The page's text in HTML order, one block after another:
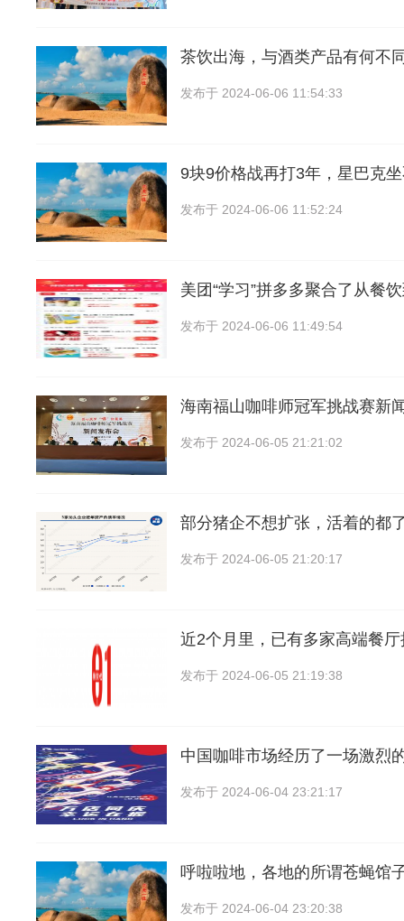
茶饮出海，与酒类产品有何不
发布于 2024-06-06 11:54:33
9块9价格战再打3年，星巴克
发布于 2024-06-06 11:52:24
美团“学习”拼多多聚合了从餐
发布于 2024-06-06 11:49:54
海南福山咖啡师冠军挑战赛新
发布于 2024-06-05 21:21:02
部分猪企不想扩张，活着的都
发布于 2024-06-05 21:20:17
近2个月里，已有多家高端餐
发布于 2024-06-05 21:19:38
中国咖啡市场经历了一场激烈
发布于 2024-06-04 23:21:17
呼啦啦地，各地的所谓苍蝇馆
发布于 2024-06-04 23:20:38